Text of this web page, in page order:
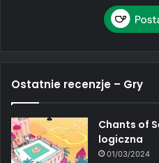
Ostatnie recenzje – Gry
Chants of
logiczna
01/03/2024